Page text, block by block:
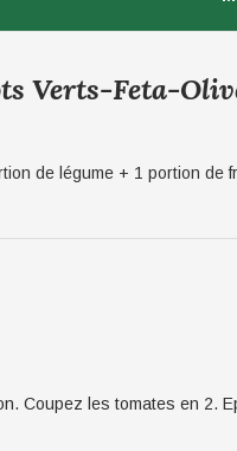
Verts-Feta-
de légume + 1 portion de
Coupez les tomates en 2.